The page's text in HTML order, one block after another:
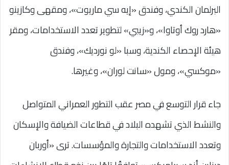
البرلمان الكندي، وفندق «إيه سي ماريوت»، ومقهى وكازينو
«هارد روك أوتاوا»، و«زيبي» لتطوير تعدد الاستخدامات، ومقر
هيئة الإحصاء الكندية، وسبا «لو نورديك»، وفندق
«موكسي»، ومول «سانت لوران»، وغيرها.
جاء قرار التوسع في مصر عقب التطور العمراني المتواصل
والنشط الذي تشهده البلاد في قطاعات الضيافة والإسكان
وتعدد الاستخدامات والتجارة والمؤسسات. ترى «أوربان